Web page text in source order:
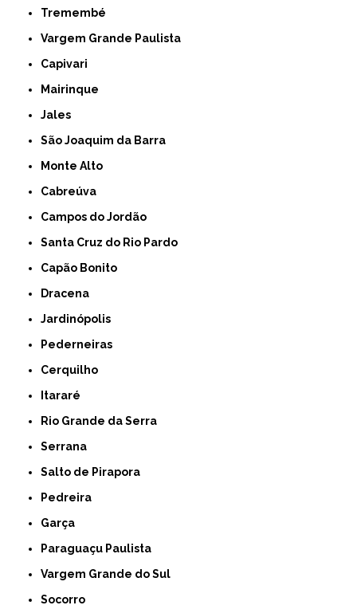
Tremembé
Vargem Grande Paulista
Capivari
Mairinque
Jales
São Joaquim da Barra
Monte Alto
Cabreúva
Campos do Jordão
Santa Cruz do Rio Pardo
Capão Bonito
Dracena
Jardinópolis
Pederneiras
Cerquilho
Itararé
Rio Grande da Serra
Serrana
Salto de Pirapora
Pedreira
Garça
Paraguaçu Paulista
Vargem Grande do Sul
Socorro